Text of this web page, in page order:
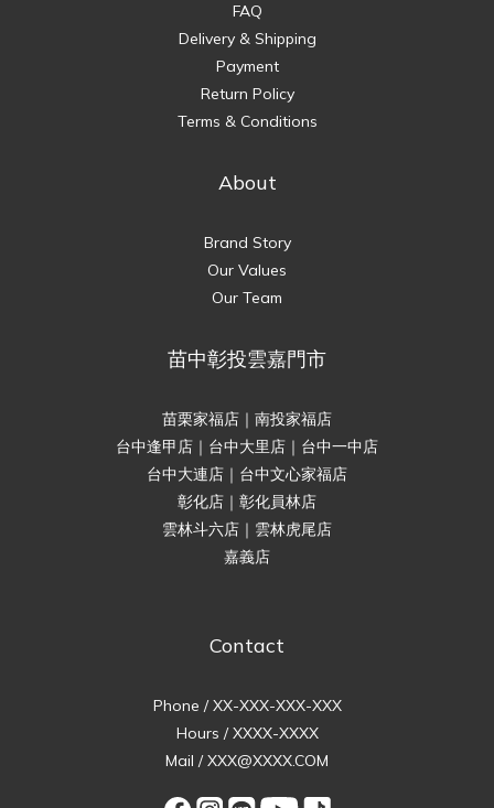
FAQ
Delivery & Shipping
Payment
Return Policy
Terms & Conditions
About
Brand Story
Our Values
Our Team
苗中彰投雲嘉門市
苗栗家福店｜南投家福店
台中逢甲店｜台中大里店｜台中一中店
台中大連店｜台中文心家福店
彰化店｜彰化員林店
雲林斗六店｜雲林虎尾店
嘉義店
Contact
Phone / XX-XXX-XXX-XXX
Hours / XXXX-XXXX
Mail / XXX@XXXX.COM